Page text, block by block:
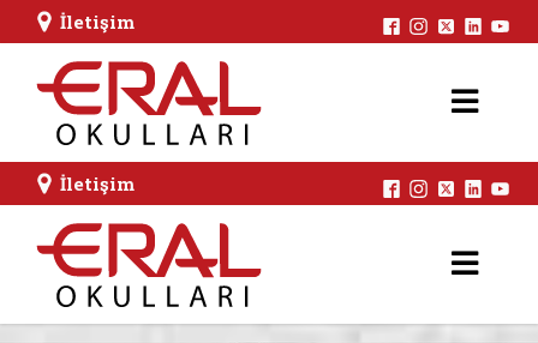
İletişim
İletişim